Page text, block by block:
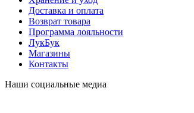
Доставка и оплата
Возврат товара
Программа лояльности
ЛукБук
Магазины
Контакты
Наши социальные медиа